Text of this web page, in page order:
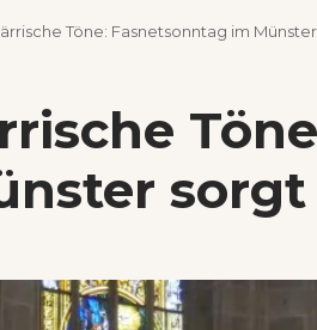
Töne: Fasnetsonntag im